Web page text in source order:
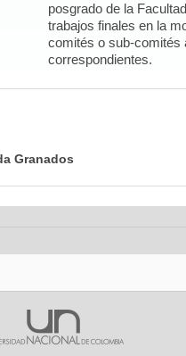
posgrado de la
trabajos finales en la
comités o sub-comités
correspondientes.
Granados